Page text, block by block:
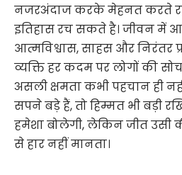
नजरअंदाज करके मेहनत करते
इतिहास रच सकते है। जीवन में
आत्मविश्वास, साहस और निरंतर
व्यक्ति हर कदम पर लोगों की
असली क्षमता कभी पहचान ही
सपने बड़े हैं, तो हिम्मत भी बड़ी
हमेशा बोलेगी, लेकिन जीत उसी
से हार नहीं मानता।